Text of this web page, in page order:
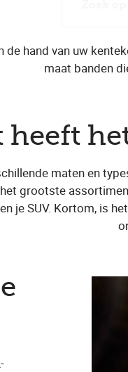
de hand van uw
maat banden
heeft
maten en
grootste
je SUV. Kortom, is